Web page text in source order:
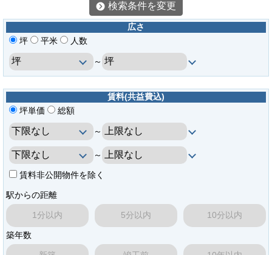
検索条件を変更
広さ
坪
平米 人数
～
賃料(共益費込)
坪単価
総額
～
～
賃料非公開物件を除く
駅からの距離
1分以内 5分以内 10分以内
築年数